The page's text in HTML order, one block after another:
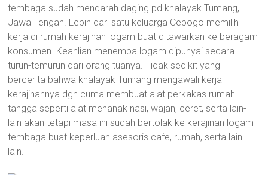
tembaga sudah mendarah daging pd khalayak Tumang,
Jawa Tengah. Lebih dari satu keluarga Cepogo memilih
kerja di rumah kerajinan logam buat ditawarkan ke beragam
konsumen. Keahlian menempa logam dipunyai secara
turun-temurun dari orang tuanya. Tidak sedikit yang
bercerita bahwa khalayak Tumang mengawali kerja
kerajinannya dgn cuma membuat alat perkakas rumah
tangga seperti alat menanak nasi, wajan, ceret, serta lain-
lain akan tetapi masa ini sudah bertolak ke kerajinan logam
tembaga buat keperluan asesoris cafe, rumah, serta lain-
lain.